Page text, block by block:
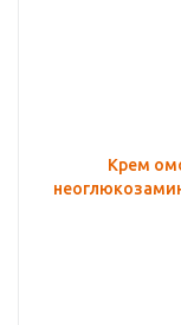
Крем